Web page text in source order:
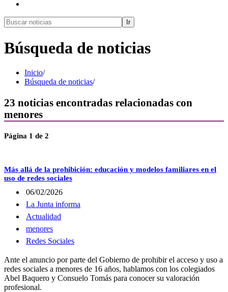
Ir
Búsqueda de noticias
Inicio/
Búsqueda de noticias/
23 noticias encontradas relacionadas con
menores
Página 1 de 2
Más allá de la prohibición: educación y modelos familiares en el
uso de redes sociales
06/02/2026
La Junta informa
Actualidad
menores
Redes Sociales
Ante el anuncio por parte del Gobierno de prohibir el acceso y uso a
redes sociales a menores de 16 años, hablamos con los colegiados
Abel Baquero y Consuelo Tomás para conocer su valoración
profesional.